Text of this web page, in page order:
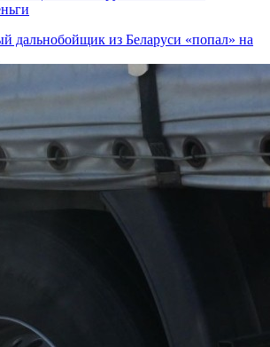
дальнобойщик из Беларуси «попал» на